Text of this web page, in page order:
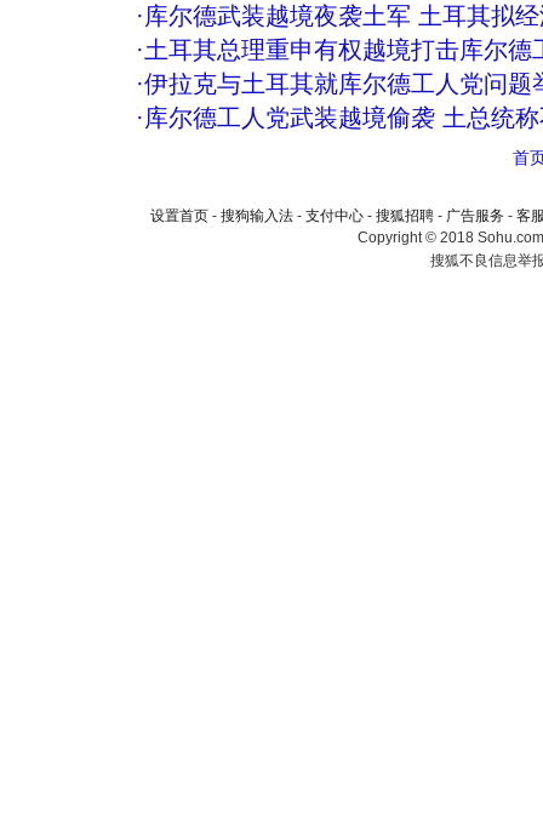
·库尔德武装越境夜袭土军 土耳其拟
·土耳其总理重申有权越境打击库尔德
·伊拉克与土耳其就库尔德工人党问题
·库尔德工人党武装越境偷袭 土总统
首
设置首页 - 搜狗输入法 - 支付中心 - 搜狐招聘 - 广告服务 - 客
Copyright © 2018
搜狐不良信息举